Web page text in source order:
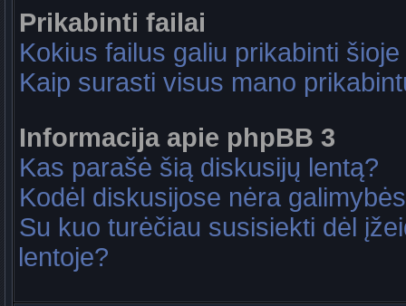
Prikabinti failai
Kokius failus galiu prikabinti
Kaip surasti visus mano
Informacija apie phpBB 3
Kas parašė šią diskusijų lentą?
Kodėl diskusijose nėra
Su kuo turėčiau susisiekti dėl
lentoje?